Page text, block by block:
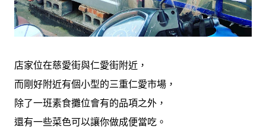
店家位在慈愛街與仁愛街附近，
而剛好附近有個小型的三重仁愛市場，
除了一班素食攤位會有的品項之外，
還有一些菜色可以讓你做成便當吃。